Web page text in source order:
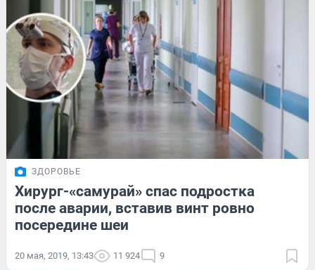
ЗДОРОВЬЕ
Хирург-«самурай» спас подростка
после аварии, вставив винт ровно
посередине шеи
20 мая, 2019, 13:43 11 924 9